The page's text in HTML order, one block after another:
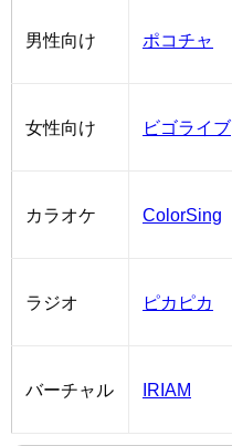
男性向け ポコチャ
女性向け ビゴライブ
カラオケ ColorSing
ラジオ ピカピカ
バーチャル IRIAM